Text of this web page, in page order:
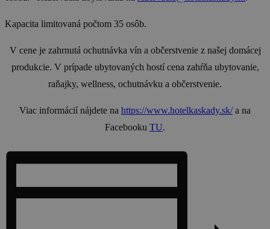
Kapacita limitovaná počtom 35 osôb.
V cene je zahrnutá ochutnávka vín a občerstvenie z našej domácej
produkcie. V prípade ubytovaných hostí cena zahŕňa ubytovanie,
raňajky, wellness, ochutnávku a občerstvenie.
Viac informácií nájdete na https://www.hotelkaskady.sk/a na
Facebooku TU.